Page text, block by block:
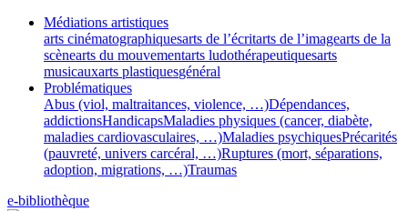
Médiations artistiques
arts cinématographiquesarts de l’écritarts de l’imagearts de la
scènearts du mouvementarts ludothérapeutiquesarts
musicauxarts plastiquesgénéral
Problématiques
Abus (viol, maltraitances, violence, …)Dépendances,
addictionsHandicapsMaladies physiques (cancer, diabète,
maladies cardiovasculaires, …)Maladies psychiquesPrécarités
(pauvreté, univers carcéral, …)Ruptures (mort, séparations,
adoption, migrations, …)Traumas
e-bibliothèque